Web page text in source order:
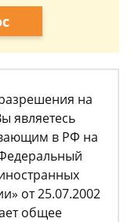
на
являетесь
в РФ на
от 25.07.2002
общее